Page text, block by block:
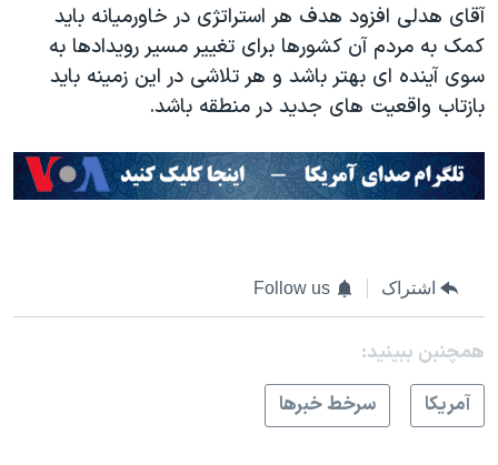
آقای هدلی افزود هدف هر استراتژی در خاورمیانه باید
کمک به مردم آن کشورها برای تغییر مسیر رویدادها به
سوی آینده ای بهتر باشد و هر تلاشی در این زمینه باید
بازتاب واقعیت های جدید در منطقه باشد.
اشتراک Follow us
همچنبن ببینید:
آمريکا
سرخط خبرها